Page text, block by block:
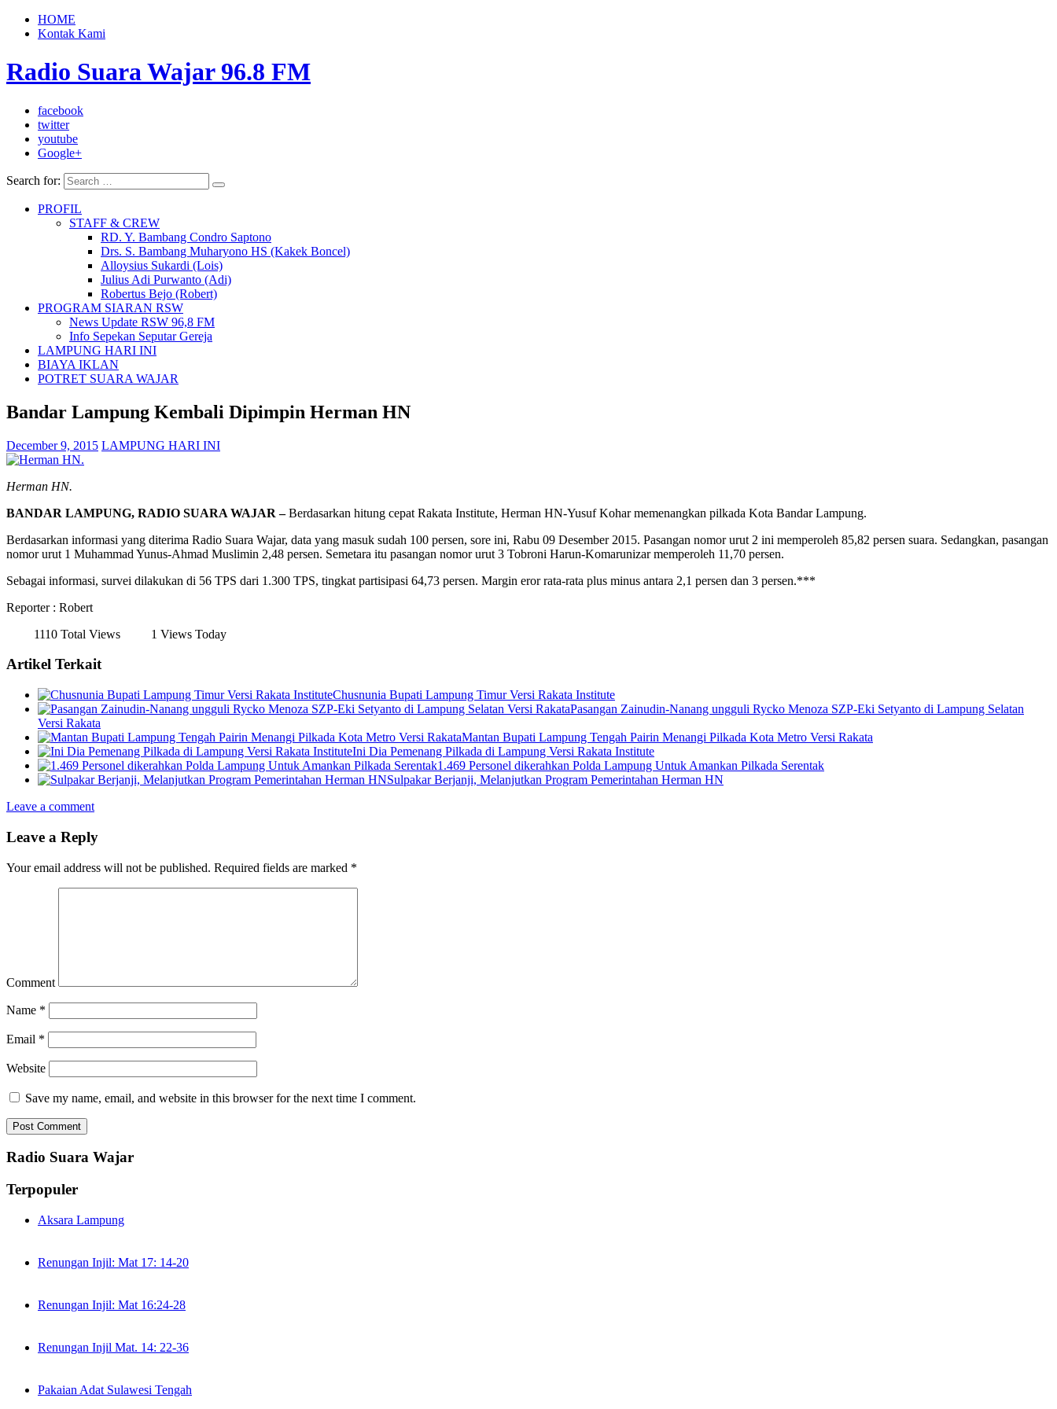
HOME
Kontak Kami
Radio Suara Wajar 96.8 FM
facebook
twitter
youtube
Google+
Search for:
PROFIL
STAFF & CREW
RD. Y. Bambang Condro Saptono
Drs. S. Bambang Muharyono HS (Kakek Boncel)
Alloysius Sukardi (Lois)
Julius Adi Purwanto (Adi)
Robertus Bejo (Robert)
PROGRAM SIARAN RSW
News Update RSW 96,8 FM
Info Sepekan Seputar Gereja
LAMPUNG HARI INI
BIAYA IKLAN
POTRET SUARA WAJAR
Bandar Lampung Kembali Dipimpin Herman HN
December 9, 2015 LAMPUNG HARI INI
Herman HN.
BANDAR LAMPUNG, RADIO SUARA WAJAR –Berdasarkan hitung cepat Rakata Institute, Herman HN-Yusuf Kohar memenangkan pilkada Kota Bandar Lampung.
Berdasarkan informasi yang diterima Radio Suara Wajar, data yang masuk sudah 100 persen, sore ini, Rabu 09 Desember 2015. Pasangan nomor urut 2 ini memperoleh 85,82 persen suara. Sedangkan, pasangan
nomor urut 1 Muhammad Yunus-Ahmad Muslimin 2,48 persen. Semetara itu pasangan nomor urut 3 Tobroni Harun-Komarunizar memperoleh 11,70 persen.
Sebagai informasi, survei dilakukan di 56 TPS dari 1.300 TPS, tingkat partisipasi 64,73 persen. Margin eror rata-rata plus minus antara 2,1 persen dan 3 persen.***
Reporter : Robert
1110 Total Views
1 Views Today
Artikel Terkait
Chusnunia Bupati Lampung Timur Versi Rakata Institute
Pasangan Zainudin-Nanang ungguli Rycko Menoza SZP-Eki Setyanto di Lampung Selatan
Versi Rakata
Mantan Bupati Lampung Tengah Pairin Menangi Pilkada Kota Metro Versi Rakata
Ini Dia Pemenang Pilkada di Lampung Versi Rakata Institute
1.469 Personel dikerahkan Polda Lampung Untuk Amankan Pilkada Serentak
Sulpakar Berjanji, Melanjutkan Program Pemerintahan Herman HN
Leave a comment
Leave a Reply
Your email address will not be published. Required fields are marked *
Comment
Name *
Email *
Website
Save my name, email, and website in this browser for the next time I comment.
Radio Suara Wajar
Terpopuler
Aksara Lampung
Renungan Injil: Mat 17: 14-20
Renungan Injil: Mat 16:24-28
Renungan Injil Mat. 14: 22-36
Pakaian Adat Sulawesi Tengah